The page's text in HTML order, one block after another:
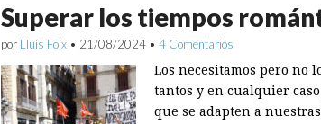
Superar los tiempos
por Lluís Foix • 21/08/2024 • 4 Comentarios
Los necesitamos pero no
tantos y en cualquier
que se adapten a